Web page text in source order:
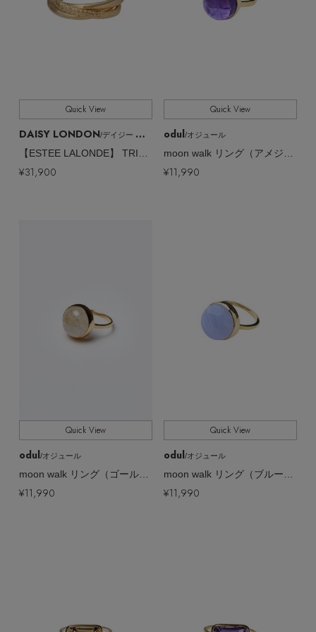
Quick View
DAISY LONDON/デイジー ロンドン
【ESTEE LALONDE】 TRINITY リング
¥31,900
Quick View
odul/オジュール
moon walk リング（アメジスト/ゴールド）
¥11,990
Quick View
odul/オジュール
moon walk リング（ゴールデンルチルクオーツ/ゴールド）
¥11,990
Quick View
odul/オジュール
¥11,990